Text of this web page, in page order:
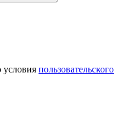
условия пользовательского